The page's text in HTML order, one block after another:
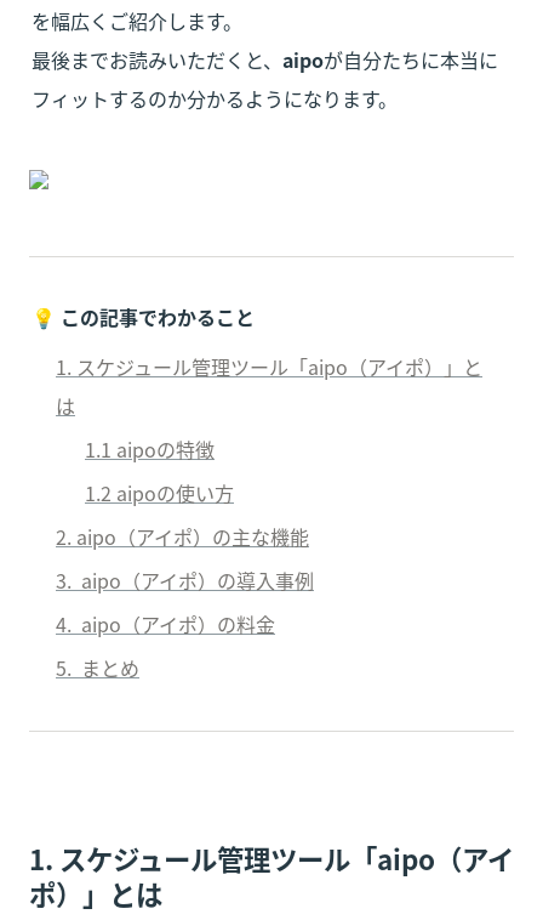
を幅広くご紹介します。
最後までお読みいただくと、 aipoが自分たちに本当に
フィットするのか分かるようになります。
💡 この記事でわかること
1. スケジュール管理ツール 「aipo（アイポ）
」と
は
1.1 aipoの特徴
1.2 aipoの使い方
2. aipo（アイポ） の主な機能
3. aipo（アイポ） の導入事例
4. aipo（アイポ） の料金
5.  まとめ
1. スケジュール管理ツール 「aipo（アイ
ポ） 」とは